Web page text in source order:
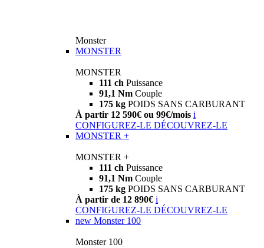
Monster
MONSTER
MONSTER
111 ch Puissance
91,1 Nm Couple
175 kg POIDS SANS CARBURANT
À partir 12 590€ ou 99€/mois i
CONFIGUREZ-LE DÉCOUVREZ-LE
MONSTER +
MONSTER +
111 ch Puissance
91,1 Nm Couple
175 kg POIDS SANS CARBURANT
À partir de 12 890€ i
CONFIGUREZ-LE DÉCOUVREZ-LE
new Monster 100
Monster 100